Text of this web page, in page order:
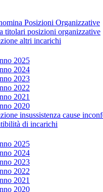
Posizioni Organizzative
titolari posizioni organizzative
altri incarichi
2025
2024
2023
2022
2021
2020
insussistenza cause
di incarichi
2025
2024
2023
2022
2021
2020